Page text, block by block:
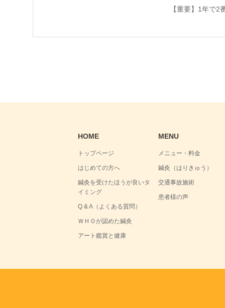
【重要】1年で2
HOME
トップページ
はじめての方へ
鍼灸を受けたほうが良いタ
イミング
Q & A（よくある質問）
ＷＨＯが認めた鍼灸
アート鑑賞と健康
MENU
メニュー・料金
鍼灸（はりきゅう）
交通事故施術
患者様の声